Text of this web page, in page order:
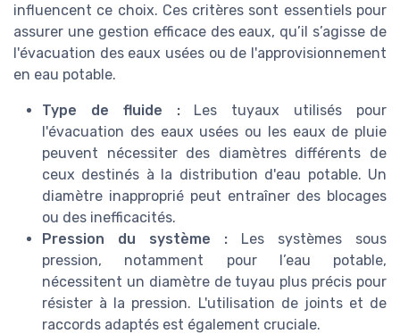
influencent ce choix. Ces critères sont essentiels pour
assurer une gestion efficace des eaux, qu’il s’agisse de
l'évacuation des eaux usées ou de l'approvisionnement
en eau potable.
Type de fluide :Les tuyaux utilisés pour
l'évacuation des eaux usées ou les eaux de pluie
peuvent nécessiter des diamètres différents de
ceux destinés à la distribution d'eau potable. Un
diamètre inapproprié peut entraîner des blocages
ou des inefficacités.
Pression du système : Les systèmes sous
pression, notamment pour l’eau potable,
nécessitent un diamètre de tuyau plus précis pour
résister à la pression. L'utilisation de jointset de
raccords adaptés est également cruciale.